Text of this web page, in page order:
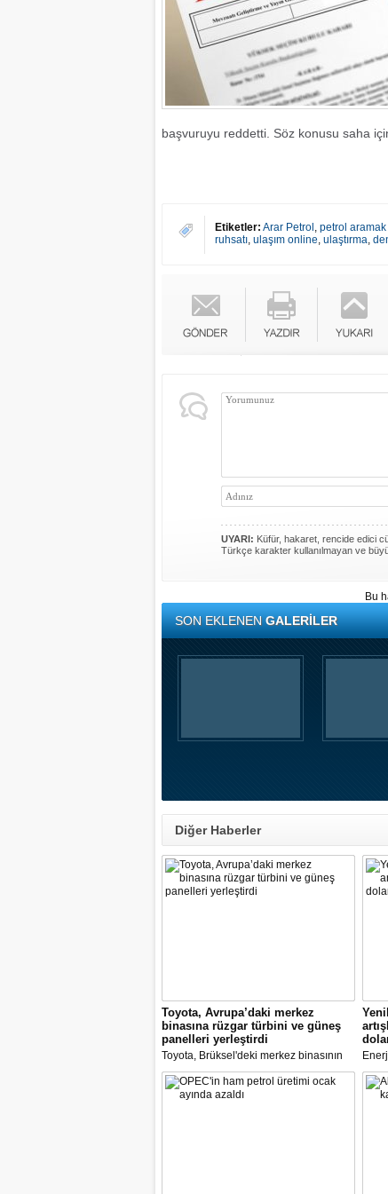
başvuruyu reddetti. Söz konusu saha
Etiketler: Arar Petrol , petrol
ruhsatı, ulaşım online, ulaştırma,
UYARI: Küfür, hakaret, rencide edici
Türkçe karakter kullanılmayan ve
Bu
SON EKLENENGALERİLER
Diğer Haberler
Toyota, Avrupa’daki merkez
binasına rüzgar türbini ve güneş
panelleri yerleştirdi
Toyota, Brüksel'deki merkez binasının
önüne son teknolojileri kullanarak bir
rüzgar türbini yerleştirdi